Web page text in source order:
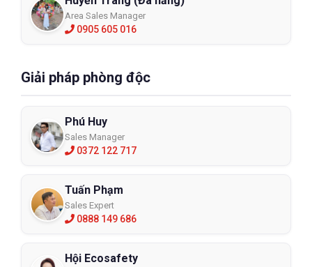
Area Sales Manager
0905 605 016
Giải pháp phòng độc
Phú Huy
Sales Manager
0372 122 717
Tuấn Phạm
Sales Expert
0888 149 686
Hội Ecosafety